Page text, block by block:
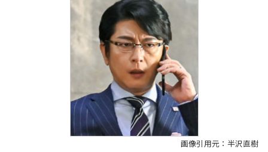
画像引用元：半沢直樹